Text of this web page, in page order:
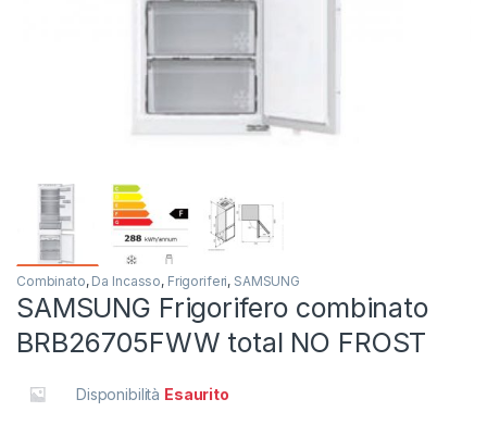
Combinato, Da Incasso, Frigoriferi, SAMSUNG
SAMSUNG Frigorifero combinato
BRB26705FWW total NO FROST
Disponibilità Esaurito